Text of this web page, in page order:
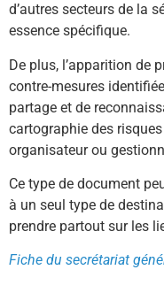
d’autres secteurs de la
essence spécifique.
De plus, l’apparition de
contre-mesures
partage et de
cartographie des
organisateur ou
Ce type de document
à un seul type de
prendre partout sur les
Fiche du secrétariat